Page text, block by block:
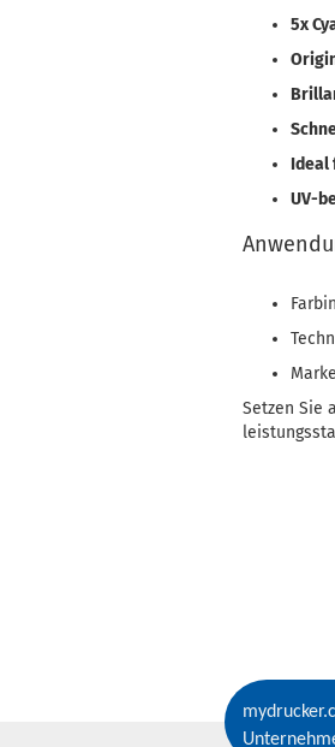
5x
Ideal
UV-
Setzen Sie